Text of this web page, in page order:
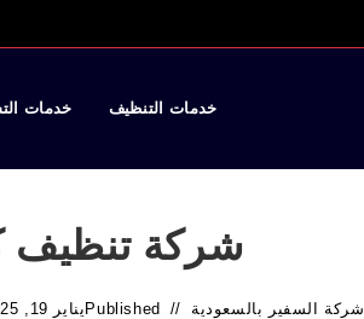
خدمات التنظيف خدمات
شركة تنظيف
شركة السفير بالسعودية Published يناير 19, 2025